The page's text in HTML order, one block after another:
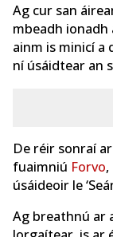
Ag cur san
mbeadh ionadh
ainm is minicí a
ní úsáidtear an
De réir sonraí
fuaimniú Forvo
úsáideoir le
Ag breathnú ar